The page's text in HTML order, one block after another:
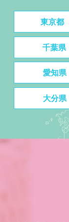
東京都
千葉県
愛知県
大分県